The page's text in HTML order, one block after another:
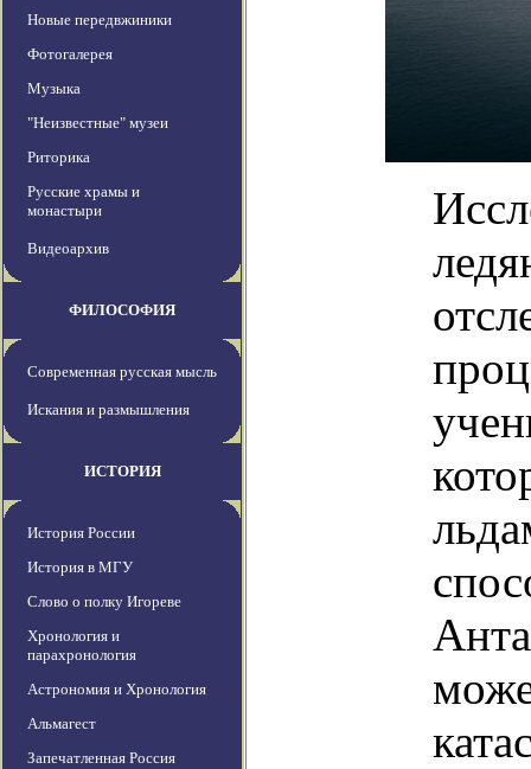
Новые передвжиники
Фотогалерея
Музыка
"Неизвестные" музеи
Риторика
Русские храмы и
монастыри
Видеоархив
ФИЛОСОФИЯ
Современная русская мысль
Искания и размышления
ИСТОРИЯ
История России
История в МГУ
Слово о полку Игореве
Хронология и
парахронология
Астрономия и Хронология
Альмагест
Запечатленная Россия